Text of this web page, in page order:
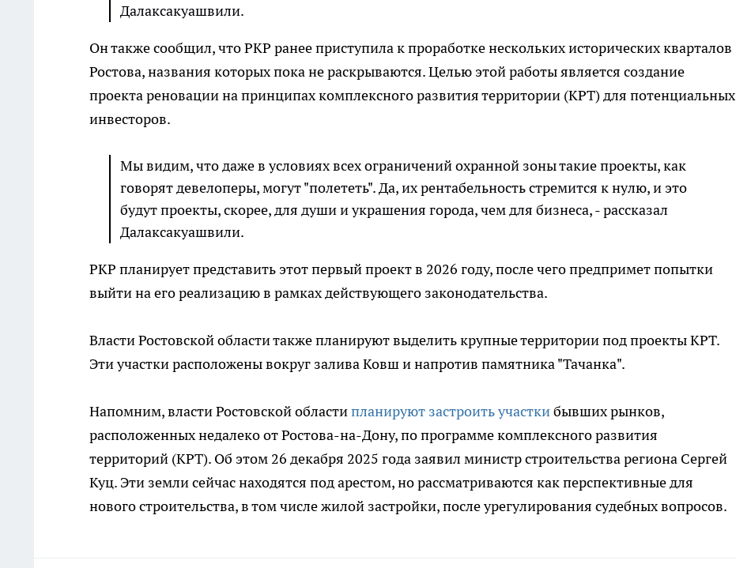
Далаксакуашвили.
Он также сообщил, что РКР ранее приступила к проработке нескольких исторических кварталов
Ростова, названия которых пока не раскрываются. Целью этой работы является создание
проекта реновации на принципах комплексного развития территории (КРТ) для потенциальных
инвесторов.
Мы видим, что даже в условиях всех ограничений охранной зоны такие проекты, как
говорят девелоперы, могут "полететь". Да, их рентабельность стремится к нулю, и это
будут проекты, скорее, для души и украшения города, чем для бизнеса, - рассказал
Далаксакуашвили.
РКР планирует представить этот первый проект в 2026 году, после чего предпримет попытки
выйти на его реализацию в рамках действующего законодательства.
Власти Ростовской области также планируют выделить крупные территории под проекты КРТ.
Эти участки расположены вокруг залива Ковш и напротив памятника "Тачанка".
Напомним, власти Ростовской областипланируют застроить участкибывших рынков,
расположенных недалеко от Ростова-на-Дону, по программе комплексного развития
территорий (КРТ). Об этом 26 декабря 2025 года заявил министр строительства региона Сергей
Куц. Эти земли сейчас находятся под арестом, но рассматриваются как перспективные для
нового строительства, в том числе жилой застройки, после урегулирования судебных вопросов.